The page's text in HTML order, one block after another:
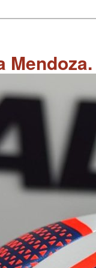
Mendoza.